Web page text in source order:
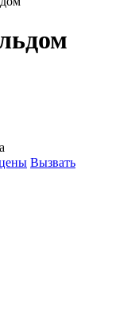
Вызвать